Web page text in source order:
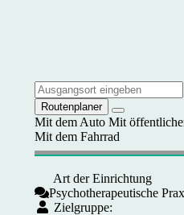
Routenplaner
Mit dem Auto Mit
Mit dem Fahrrad
Art der Einrichtung
Psychotherapeutische
Zielgruppe: